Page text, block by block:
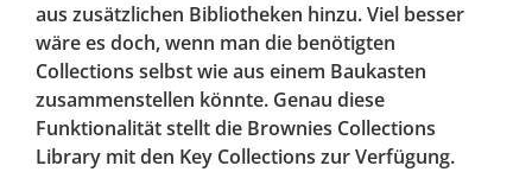
aus zusätzlichen Bibliotheken hinzu. Viel besser
wäre es doch, wenn man die benötigten
Collections selbst wie aus einem Baukasten
zusammenstellen könnte. Genau diese
Funktionalität stellt die Brownies Collections
Library mit den Key Collections zur Verfügung.